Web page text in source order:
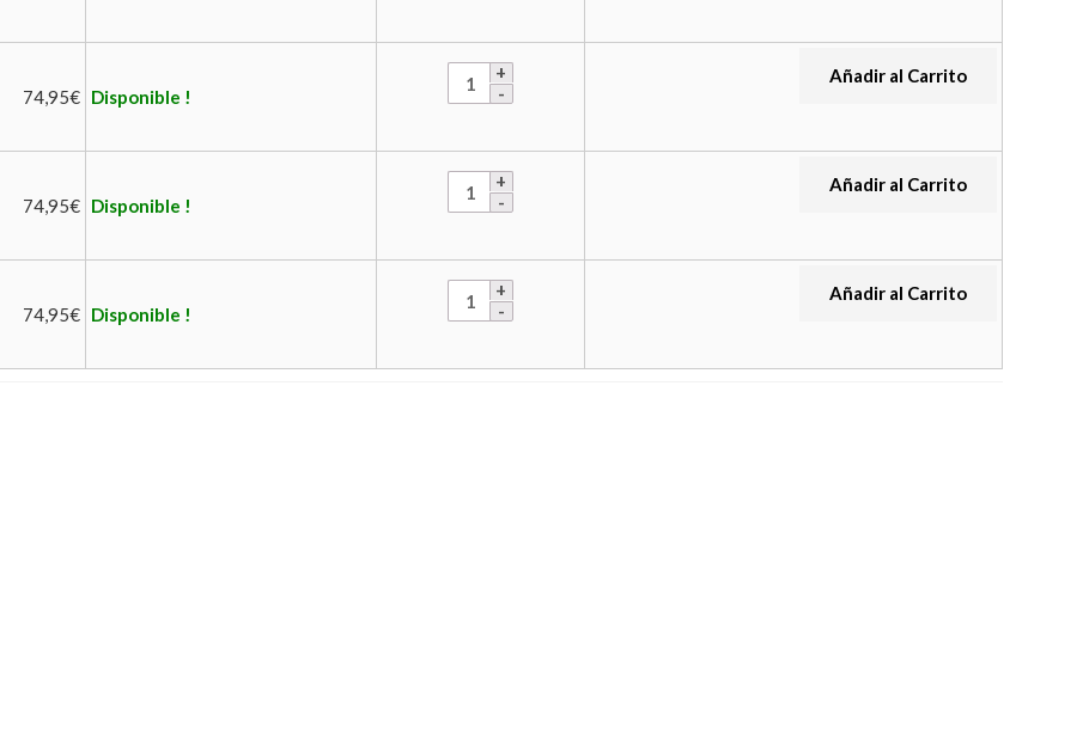
74,95€ Disponible !
Añadir al Carrito
74,95€ Disponible !
Añadir al Carrito
74,95€ Disponible !
Añadir al Carrito